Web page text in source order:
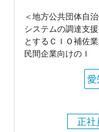
＜地方公共団体自
システムの調達支
とするＣＩＯ補佐
民間企業向けのＩ
愛
正社